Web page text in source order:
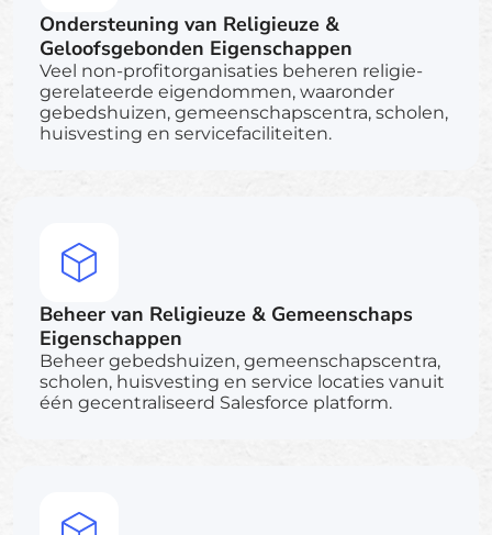
Ondersteuning van Religieuze &
Geloofsgebonden Eigenschappen
Veel non-profitorganisaties beheren religie-
gerelateerde eigendommen, waaronder
gebedshuizen, gemeenschapscentra, scholen,
huisvesting en servicefaciliteiten.
Beheer van Religieuze & Gemeenschaps
Eigenschappen
Beheer gebedshuizen, gemeenschapscentra,
scholen, huisvesting en service locaties vanuit
één gecentraliseerd Salesforce platform.